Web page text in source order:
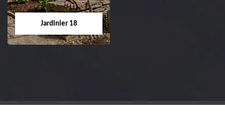
arbre et haie 18 Cher
Jardinier 18